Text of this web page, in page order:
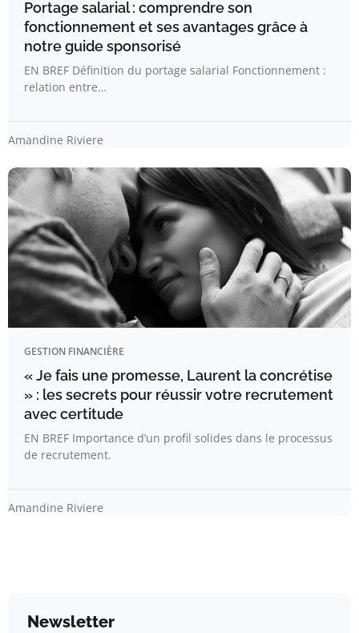
Portage salarial : comprendre son
fonctionnement et ses avantages grâce à
notre guide sponsorisé
EN BREF Définition du portage salarial Fonctionnement :
relation entre…
Amandine Riviere
GESTION FINANCIÈRE
« Je fais une promesse, Laurent la concrétise
» : les secrets pour réussir votre recrutement
avec certitude
EN BREF Importance d’un profil solides dans le processus
de recrutement.
Amandine Riviere
Newsletter